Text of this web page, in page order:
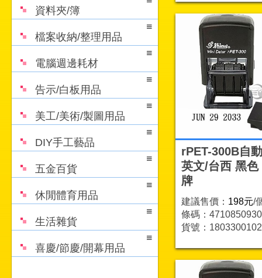
資料夾/簿
檔案收納/整理用品
電腦週邊耗材
告示/白板用品
美工/美術/製圖用品
DIY手工藝品
五金百貨
休閒體育用品
生活雜貨
喜慶/節慶/開幕用品
rPET-300B自
英文/台西 黑色
牌
建議售價： 198元/
條碼：
貨號：1803300102